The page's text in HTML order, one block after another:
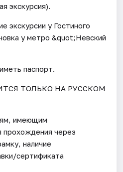
экскурсия).
экскурсии у Гостиного
у метро &quot;Невский
паспорт.
ТОЛЬКО НА РУССКОМ
имеющим
прохождения через
наличие
сертификата